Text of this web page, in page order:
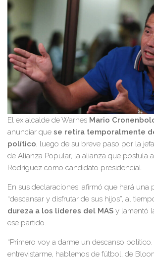
El ex alcalde de Warnes Mario
anunciar que se retira temporalmente
político, luego de su breve paso por la
de Alianza Popular, la alianza que postula
Rodríguez como candidato presidencial.
En sus declaraciones, afirmó que hará una
“descansar y disfrutar de sus hijos”, al
dureza a los líderes del MAS y lamentó
ese partido.
“Primero voy a darme un descanso
entrevistarme, hablemos de fútbol, de